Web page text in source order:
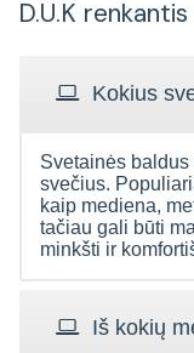
D.U.K
Kokius
Svetainės
svečius.
kaip mediena,
tačiau gali būti
minkšti ir
Iš kokių